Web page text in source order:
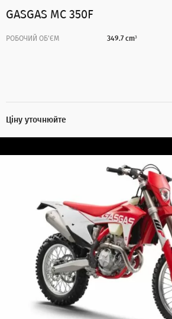
GASGAS MC 350F
РОБОЧИЙ ОБ'ЄМ 349.7 cm³
Ціну уточнюйте